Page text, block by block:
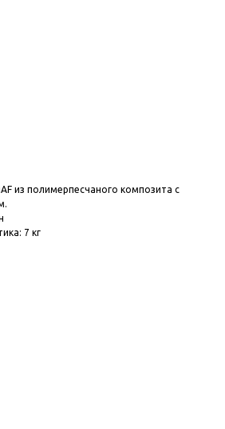
из полимерпесчаного композита с
7 кг